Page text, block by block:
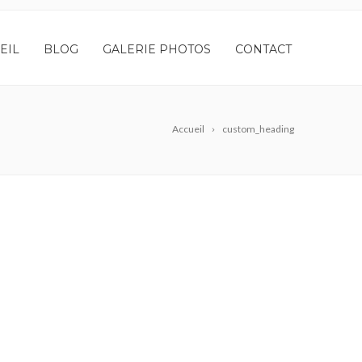
BLOG GALERIE PHOTOS CONTACT
Accueil custom_heading